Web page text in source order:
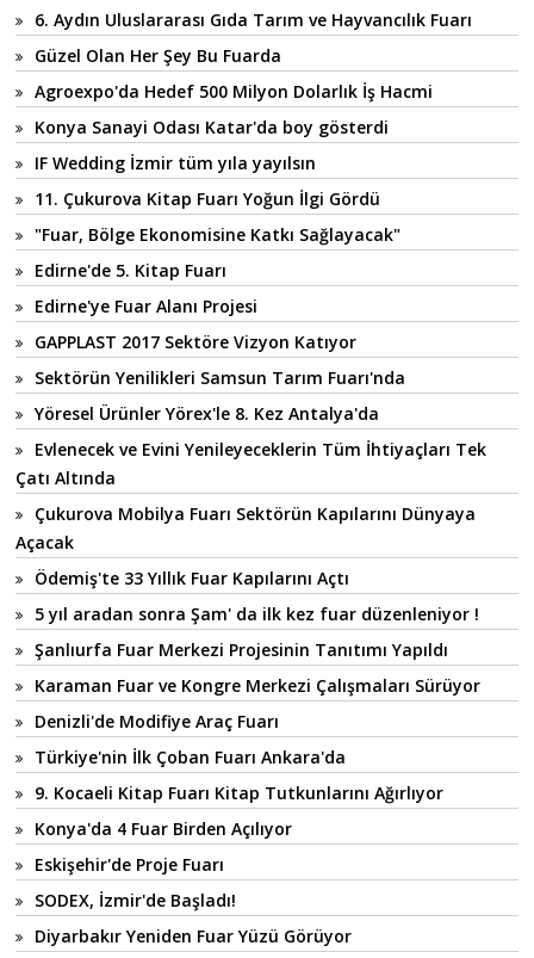
6. Aydın Uluslararası Gıda Tarım ve Hayvancılık Fuarı
Güzel Olan Her Şey Bu Fuarda
Agroexpo'da Hedef 500 Milyon Dolarlık İş Hacmi
Konya Sanayi Odası Katar'da boy gösterdi
IF Wedding İzmir tüm yıla yayılsın
11. Çukurova Kitap Fuarı Yoğun İlgi Gördü
"Fuar, Bölge Ekonomisine Katkı Sağlayacak"
Edirne'de 5. Kitap Fuarı
Edirne'ye Fuar Alanı Projesi
GAPPLAST 2017 Sektöre Vizyon Katıyor
Sektörün Yenilikleri Samsun Tarım Fuarı'nda
Yöresel Ürünler Yörex'le 8. Kez Antalya'da
Evlenecek ve Evini Yenileyeceklerin Tüm İhtiyaçları Tek
Çatı Altında
Çukurova Mobilya Fuarı Sektörün Kapılarını Dünyaya
Açacak
Ödemiş'te 33 Yıllık Fuar Kapılarını Açtı
5 yıl aradan sonra Şam' da ilk kez fuar düzenleniyor !
Şanlıurfa Fuar Merkezi Projesinin Tanıtımı Yapıldı
Karaman Fuar ve Kongre Merkezi Çalışmaları Sürüyor
Denizli'de Modifiye Araç Fuarı
Türkiye'nin İlk Çoban Fuarı Ankara'da
9. Kocaeli Kitap Fuarı Kitap Tutkunlarını Ağırlıyor
Konya'da 4 Fuar Birden Açılıyor
Eskişehir'de Proje Fuarı
SODEX, İzmir'de Başladı!
Diyarbakır Yeniden Fuar Yüzü Görüyor